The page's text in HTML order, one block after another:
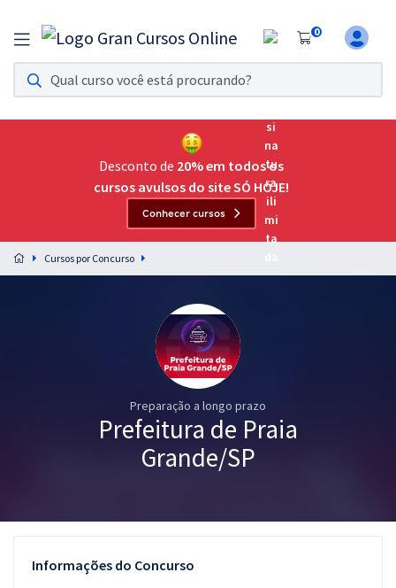
0
Assinatura Ilimitada 11
Acesso a todos os cursos. Teste grátis por 7 dias!
Assinatura OAB Até Passar
Acesso ilimitado a toda preparação para o Exame da
Preparação completa e intensiva para as principais
residências em saúde do Brasil
Desconto de 20% em todos os
cursos avulsos do site SÓ HOJE!
Conhecer cursos
Cursos por Concurso
Preparação a longo prazo
Prefeitura de Praia
Grande/SP
Informações do Concurso